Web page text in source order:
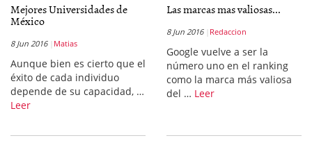
Mejores Universidades de
México
8 Jun 2016 Matias
Aunque bien es cierto que el
éxito de cada individuo
depende de su capacidad, …
Leer
Las marcas mas valiosas...
8 Jun 2016 Redaccion
Google vuelve a ser la
número uno en el ranking
como la marca más valiosa
del … Leer